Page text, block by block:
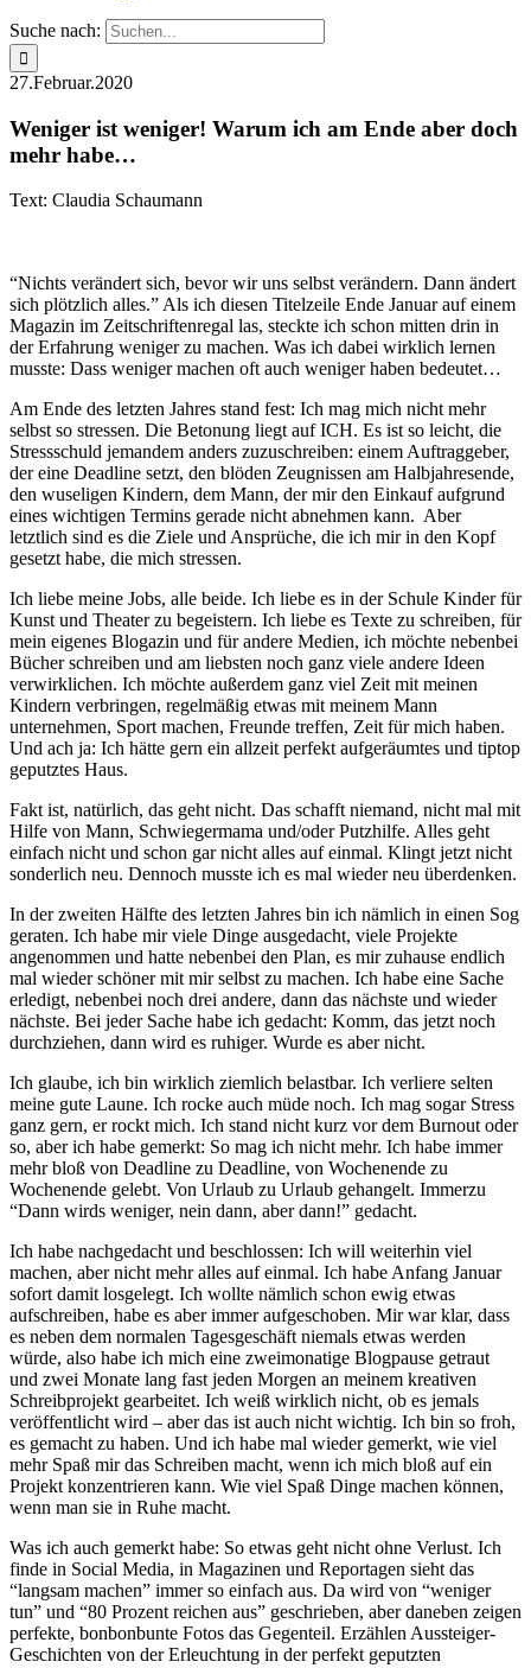
Suche nach:
27.Februar.2020
Weniger ist weniger! Warum ich am Ende aber doch
mehr habe…
Text: Claudia Schaumann
“Nichts verändert sich, bevor wir uns selbst verändern. Dann ändert
sich plötzlich alles.” Als ich diesen Titelzeile Ende Januar auf einem
Magazin im Zeitschriftenregal las, steckte ich schon mitten drin in
der Erfahrung weniger zu machen. Was ich dabei wirklich lernen
musste: Dass weniger machen oft auch weniger haben bedeutet…
Am Ende des letzten Jahres stand fest: Ich mag mich nicht mehr
selbst so stressen. Die Betonung liegt auf ICH. Es ist so leicht, die
Stressschuld jemandem anders zuzuschreiben: einem Auftraggeber,
der eine Deadline setzt, den blöden Zeugnissen am Halbjahresende,
den wuseligen Kindern, dem Mann, der mir den Einkauf aufgrund
eines wichtigen Termins gerade nicht abnehmen kann. Aber
letztlich sind es die Ziele und Ansprüche, die ich mir in den Kopf
gesetzt habe, die mich stressen.
Ich liebe meine Jobs, alle beide. Ich liebe es in der Schule Kinder für
Kunst und Theater zu begeistern. Ich liebe es Texte zu schreiben, für
mein eigenes Blogazin und für andere Medien, ich möchte nebenbei
Bücher schreiben und am liebsten noch ganz viele andere Ideen
verwirklichen. Ich möchte außerdem ganz viel Zeit mit meinen
Kindern verbringen, regelmäßig etwas mit meinem Mann
unternehmen, Sport machen, Freunde treffen, Zeit für mich haben.
Und ach ja: Ich hätte gern ein allzeit perfekt aufgeräumtes und tiptop
geputztes Haus.
Fakt ist, natürlich, das geht nicht. Das schafft niemand, nicht mal mit
Hilfe von Mann, Schwiegermama und/oder Putzhilfe. Alles geht
einfach nicht und schon gar nicht alles auf einmal. Klingt jetzt nicht
sonderlich neu. Dennoch musste ich es mal wieder neu überdenken.
In der zweiten Hälfte des letzten Jahres bin ich nämlich in einen Sog
geraten. Ich habe mir viele Dinge ausgedacht, viele Projekte
angenommen und hatte nebenbei den Plan, es mir zuhause endlich
mal wieder schöner mit mir selbst zu machen. Ich habe eine Sache
erledigt, nebenbei noch drei andere, dann das nächste und wieder
nächste. Bei jeder Sache habe ich gedacht: Komm, das jetzt noch
durchziehen, dann wird es ruhiger. Wurde es aber nicht.
Ich glaube, ich bin wirklich ziemlich belastbar. Ich verliere selten
meine gute Laune. Ich rocke auch müde noch. Ich mag sogar Stress
ganz gern, er rockt mich. Ich stand nicht kurz vor dem Burnout oder
so, aber ich habe gemerkt: So mag ich nicht mehr. Ich habe immer
mehr bloß von Deadline zu Deadline, von Wochenende zu
Wochenende gelebt. Von Urlaub zu Urlaub gehangelt. Immerzu
“Dann wirds weniger, nein dann, aber dann!” gedacht.
Ich habe nachgedacht und beschlossen: Ich will weiterhin viel
machen, aber nicht mehr alles auf einmal. Ich habe Anfang Januar
sofort damit losgelegt. Ich wollte nämlich schon ewig etwas
aufschreiben, habe es aber immer aufgeschoben. Mir war klar, dass
es neben dem normalen Tagesgeschäft niemals etwas werden
würde, also habe ich mich eine zweimonatige Blogpause getraut
und zwei Monate lang fast jeden Morgen an meinem kreativen
Schreibprojekt gearbeitet. Ich weiß wirklich nicht, ob es jemals
veröffentlicht wird – aber das ist auch nicht wichtig. Ich bin so froh,
es gemacht zu haben. Und ich habe mal wieder gemerkt, wie viel
mehr Spaß mir das Schreiben macht, wenn ich mich bloß auf ein
Projekt konzentrieren kann. Wie viel Spaß Dinge machen können,
wenn man sie in Ruhe macht.
Was ich auch gemerkt habe: So etwas geht nicht ohne Verlust. Ich
finde in Social Media, in Magazinen und Reportagen sieht das
“langsam machen” immer so einfach aus. Da wird von “weniger
tun” und “80 Prozent reichen aus” geschrieben, aber daneben zeigen
perfekte, bonbonbunte Fotos das Gegenteil. Erzählen Aussteiger-
Geschichten von der Erleuchtung in der perfekt geputzten